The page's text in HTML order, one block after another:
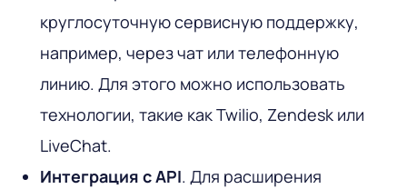
круглосуточную сервисную поддержку,
например, через чат или телефонную
линию. Для этого можно использовать
технологии, такие как Twilio, Zendesk или
LiveChat.
Интеграция с API. Для расширения